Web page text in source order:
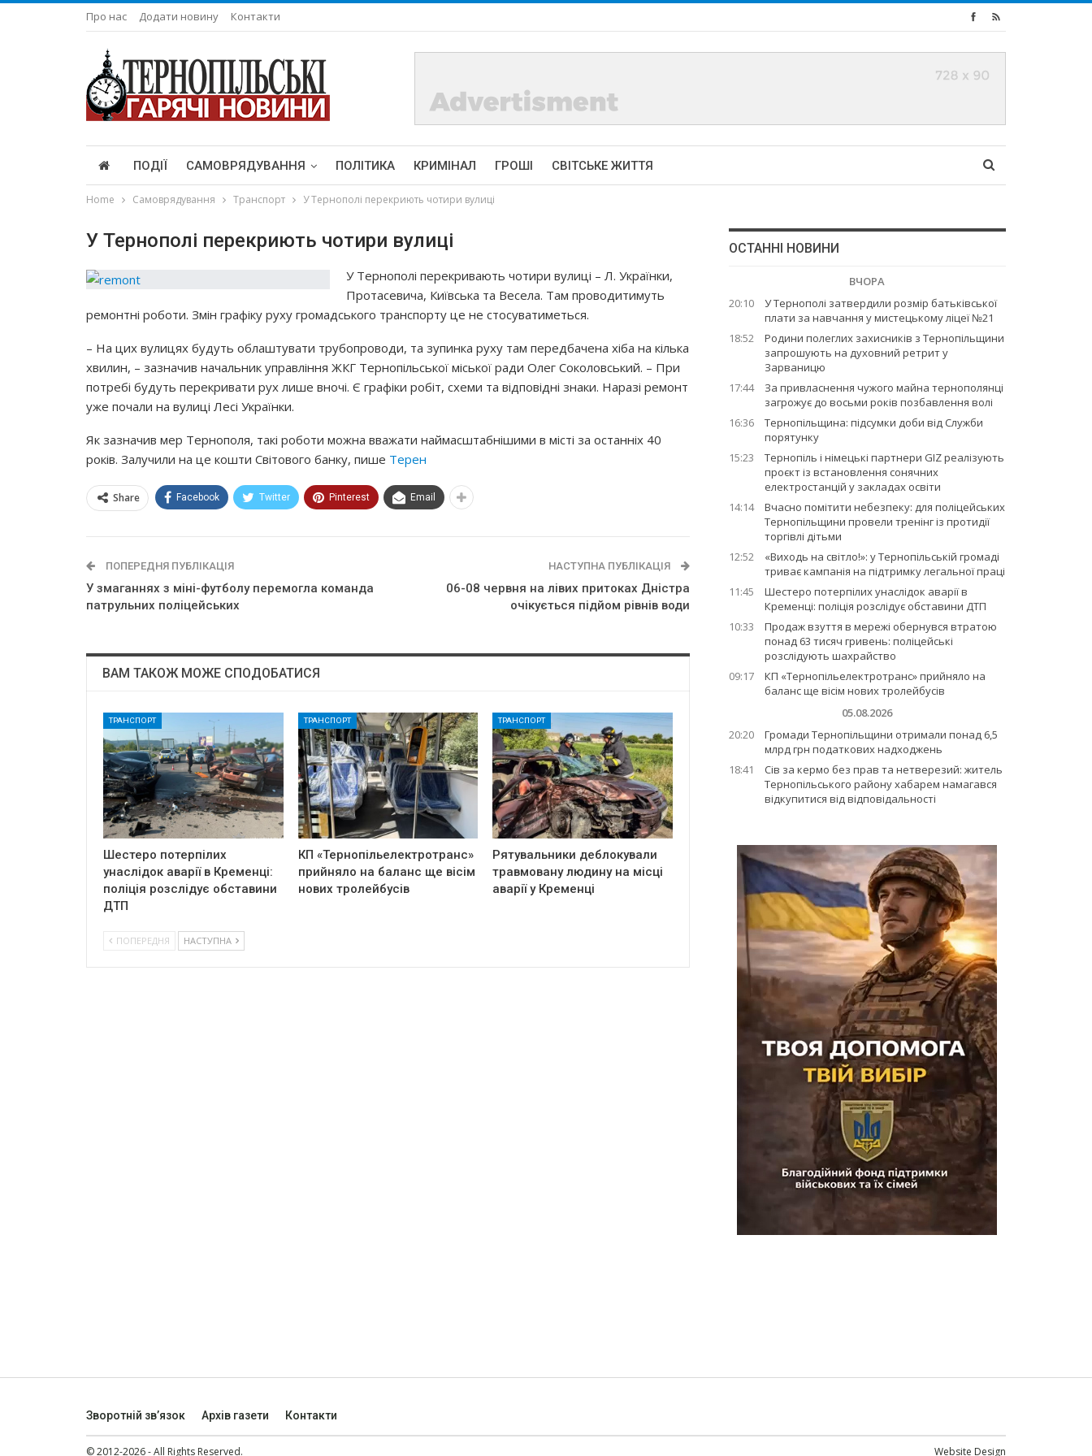
Про нас Додати новину Контакти
ПОДІЇ САМОВРЯДУВАННЯ ПОЛІТИКА КРИМІНАЛ ГРОШІ СВІТСЬКЕ ЖИТТЯ
Home Самоврядування Транспорт У Тернополі перекриють чотири вулиці
У Тернополі перекриють чотири вулиці
У Тернополі перекривають чотири вулиці – Л. Українки,
Протасевича, Київська та Весела. Там проводитимуть
ремонтні роботи. Змін графіку руху громадського транспорту це не стосуватиметься.
– На цих вулицях будуть облаштувати трубопроводи, та зупинка руху там передбачена хіба на кілька
хвилин, – зазначив начальник управління ЖКГ Тернопільської міської ради Олег Соколовський. – При
потребі будуть перекривати рух лише вночі. Є графіки робіт, схеми та відповідні знаки. Наразі ремонт
уже почали на вулиці Лесі Українки.
Як зазначив мер Тернополя, такі роботи можна вважати наймасштабнішими в місті за останніх 40
років. Залучили на це кошти Світового банку, пише Терен
Share Facebook Twitter Pinterest Email
ПОПЕРЕДНЯ ПУБЛІКАЦІЯ
У змаганнях з міні-футболу перемогла команда
патрульних поліцейських
НАСТУПНА ПУБЛІКАЦІЯ
06-08 червня на лівих притоках Дністра
очікується підйом рівнів води
ВАМ ТАКОЖ МОЖЕ СПОДОБАТИСЯ
ТРАНСПОРТ
Шестеро потерпілих
унаслідок аварії в Кременці:
поліція розслідує обставини
ДТП
ТРАНСПОРТ
КП «Тернопільелектротранс»
прийняло на баланс ще вісім
нових тролейбусів
ТРАНСПОРТ
Рятувальники деблокували
травмовану людину на місці
аварії у Кременці
ПОПЕРЕДНЯ НАСТУПНА
ОСТАННІ НОВИНИ
ВЧОРА
20:10
У Тернополі затвердили розмір батьківської
плати за навчання у мистецькому ліцеї №21
18:52
Родини полеглих захисників з Тернопільщини
запрошують на духовний ретрит у
Зарваницю
17:44
За привласнення чужого майна тернополянці
загрожує до восьми років позбавлення волі
16:36
Тернопільщина: підсумки доби від Служби
порятунку
15:23
Тернопіль і німецькі партнери GIZ реалізують
проєкт із встановлення сонячних
електростанцій у закладах освіти
14:14
Вчасно помітити небезпеку: для поліцейських
Тернопільщини провели тренінг із протидії
торгівлі дітьми
12:52
«Виходь на світло!»: у Тернопільській громаді
триває кампанія на підтримку легальної праці
11:45
Шестеро потерпілих унаслідок аварії в
Кременці: поліція розслідує обставини ДТП
10:33
Продаж взуття в мережі обернувся втратою
понад 63 тисяч гривень: поліцейські
розслідують шахрайство
09:17
КП «Тернопільелектротранс» прийняло на
баланс ще вісім нових тролейбусів
05.08.2026
20:20
Громади Тернопільщини отримали понад 6,5
млрд грн податкових надходжень
18:41
Сів за кермо без прав та нетверезий: житель
Тернопільського району хабарем намагався
відкупитися від відповідальності
Зворотній зв’язок Архів газети Контакти
© 2012-2026 - All Rights Reserved. Website Design